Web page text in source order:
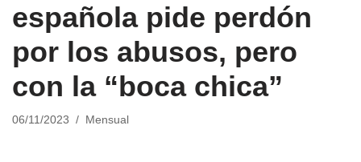
española pide perdón
por los abusos, pero
con la “boca chica”
06/11/2023 Mensual